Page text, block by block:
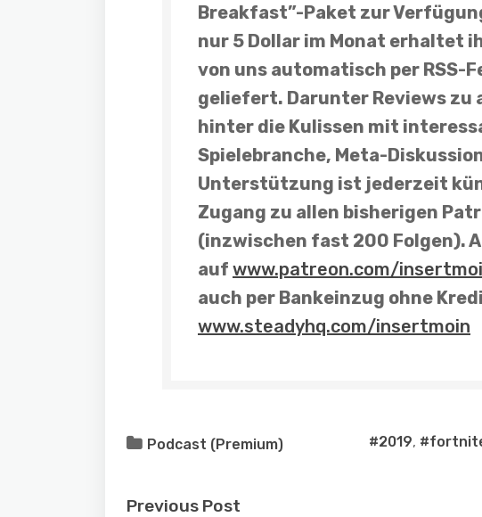
Breakfast”-Paket zur
nur 5 Dollar im Monat erhaltet
von uns automatisch per RSS-
geliefert. Darunter Reviews zu
hinter die Kulissen mit
Spielebranche, Meta-
Unterstützung ist jederzeit
Zugang zu allen bisherigen
(inzwischen fast 200 Folgen).
auf www.patreon.com/
auch per Bankeinzug ohne
www.steadyhq.com/insertmoin
Podcast (Premium) #2019,
Previous Post